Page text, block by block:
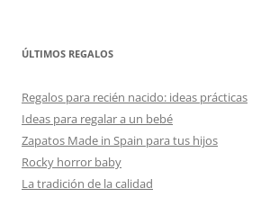
ÚLTIMOS REGALOS
Regalos para recién nacido: ideas prácticas
Ideas para regalar a un bebé
Zapatos Made in Spain para tus hijos
Rocky horror baby
La tradición de la calidad